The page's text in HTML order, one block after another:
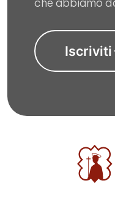
Iscriviti